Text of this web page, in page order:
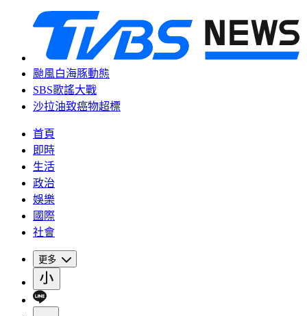
颱風白海豚動態
SBS歌謠大戰
沙拉油致癌物超標
首頁
即時
生活
政治
娛樂
國際
社會
更多